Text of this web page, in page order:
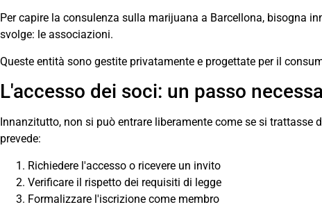
Per capire la consulenza sulla marijuana a Barcellona, bisogna
svolge: le associazioni.
Queste entità sono gestite privatamente e progettate per il
L'accesso dei soci: un passo
Innanzitutto, non si può entrare liberamente come se si trattasse
prevede:
Richiedere l'accesso o ricevere un invito
Verificare il rispetto dei requisiti di legge
Formalizzare l'iscrizione come membro